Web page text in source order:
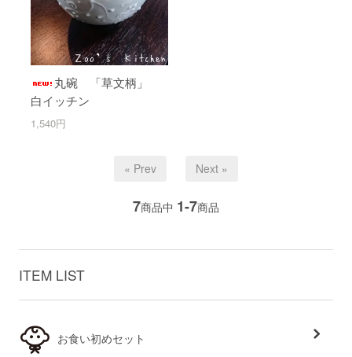
丸碗 「草文柄」
白イッチン
1,540円
« Prev Next »
7商品中 1-7商品
ITEM LIST
お食い初めセット